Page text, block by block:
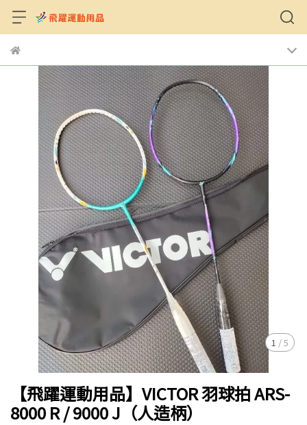
1 /5
【飛躍運動用品】VICTOR 羽球拍 ARS-
8000 R / 9000 J（人造柄）